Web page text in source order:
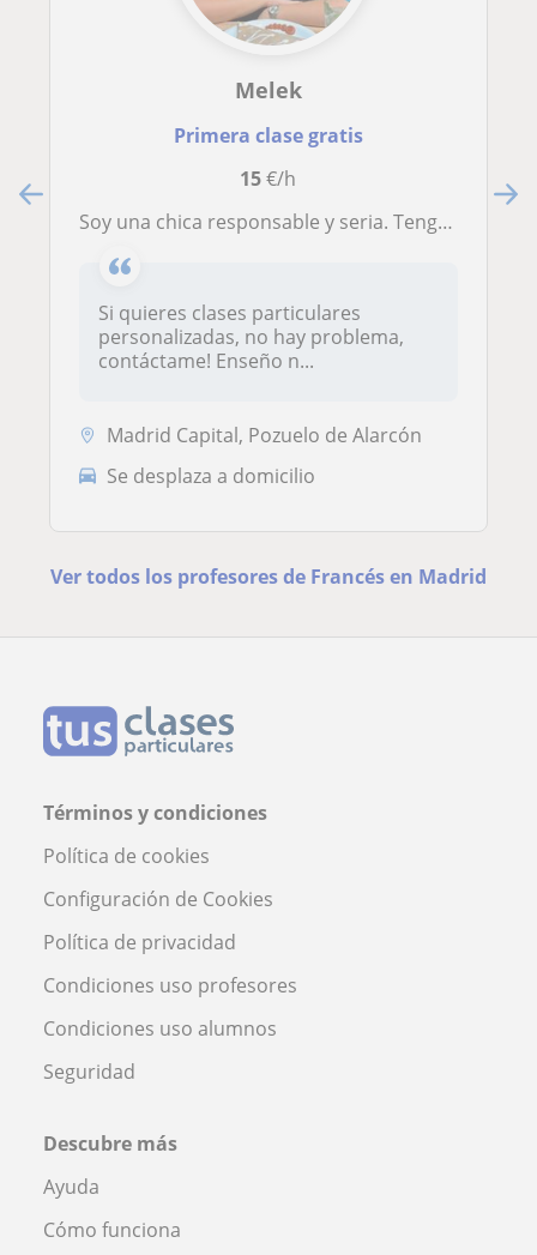
Melek
Primera clase gratis
15€/h
Soy una chica responsable y seria. Tengo una experiencia de 2 años dando clases de francés a niños y hablo francés desde pequeña.
Si quieres clases particulares
personalizadas, no hay problema,
contáctame! Enseño n...
Madrid Capital, Pozuelo de Alarcón
Se desplaza a domicilio
Ver todos los profesores de Francés en Madrid
Términos y condiciones
Política de cookies
Configuración de Cookies
Política de privacidad
Condiciones uso profesores
Condiciones uso alumnos
Seguridad
Descubre más
Ayuda
Cómo funciona